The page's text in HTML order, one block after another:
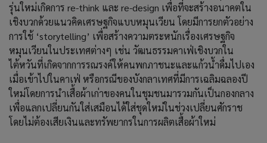
รุ่นใหม่เกิดการ re-think และ re-design เพื่อที่จะสร้างอนาคตใน
เชิงบวกด้วยแนวคิดเศรษฐกิจแบบหมุนเวียน โดยมีการยกตัวอย่าง
การใช้ ‘storytelling’ เพื่อสร้างความตระหนักเรื่องเศรษฐกิจ
หมุนเวียนในประเทศต่างๆ เช่น วัฒนธรรมคาเฟ่เชิงบวกใน
ไต้หวันที่เกิดจากการรณรงค์ให้คนพกภาชนะและแก้วน้ำดื่มไปเอง
เมื่อเข้าไปในคาเฟ่ หรือกรณีของบังกลาเทศที่มีการเฉลิมฉลองปี
ใหม่โดยการนำเสื้อผ้าเก่าของคนในชุมชนมารวมกันเป็นกองกลาง
เพื่อแลกเปลี่ยนกันใส่เสมือนได้ใส่ชุดใหม่ในช่วงเปลี่ยนศักราช
โดยไม่ต้องเสียเงินและทรัพยากรในการผลิตเสื้อผ้าใหม่